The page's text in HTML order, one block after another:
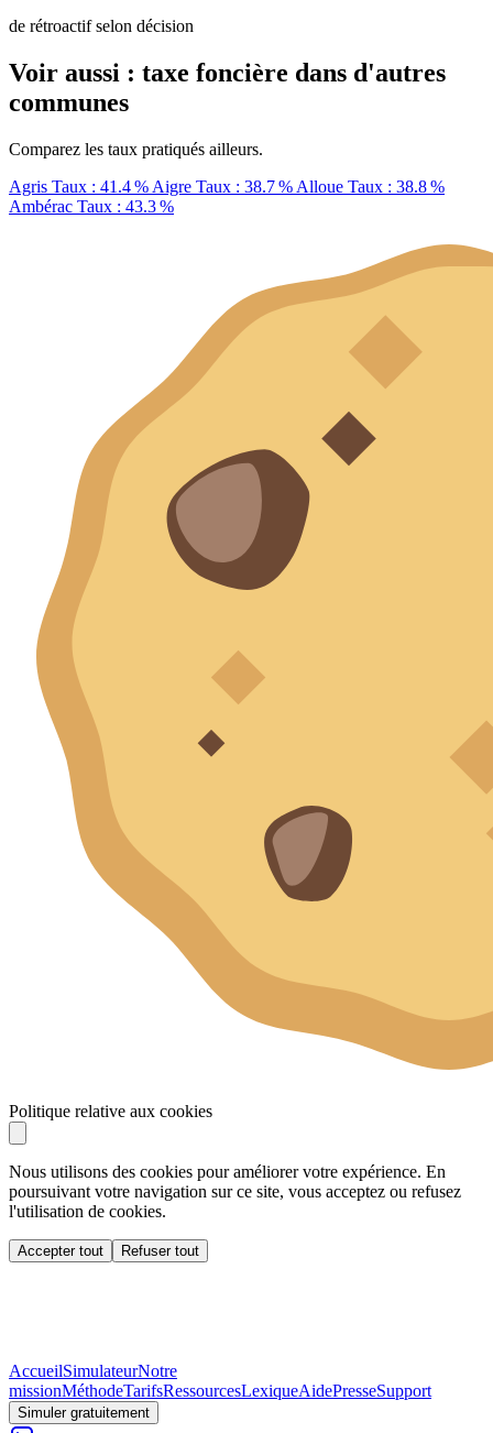
de rétroactif selon décision
Voir aussi : taxe foncière dans d'autres
communes
Comparez les taux pratiqués ailleurs.
Agris Taux : 41.4 % Aigre Taux : 38.7 % Alloue Taux : 38.8 %
Ambérac Taux : 43.3 %
Politique relative aux cookies
Nous utilisons des cookies pour améliorer votre expérience. En
poursuivant votre navigation sur ce site, vous acceptez ou refusez
l'utilisation de cookies.
Accepter tout Refuser tout
AccueilSimulateurNotre
missionMéthodeTarifsRessourcesLexiqueAidePresseSupport
Simuler gratuitement